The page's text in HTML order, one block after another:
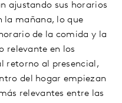
ajustando sus horarios
la mañana, lo que
de la comida y la
relevante en los
retorno al presencial,
del hogar empiezan
relevantes entre las